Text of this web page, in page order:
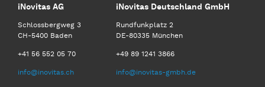
iNovitas AG
Schlossbergweg 3
CH-5400 Baden
+41 56 552 05 70
info@inovitas.ch
iNovitas Deutschland GmbH
Rundfunkplatz 2
DE-80335 München
+49 89 1241 3866
info@inovitas-gmbh.de